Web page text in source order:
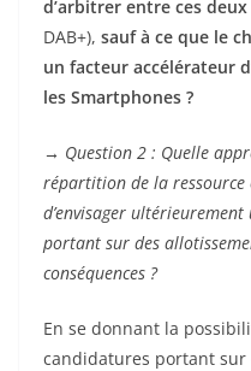
d’arbitrer entre ces
DAB+), sauf à ce que le
un facteur accélérateur
les Smartphones ?
→ Question 2 : Quelle
répartition de la ressource
d’envisager
portant sur des
conséquences ?
En se donnant la
candidatures portant